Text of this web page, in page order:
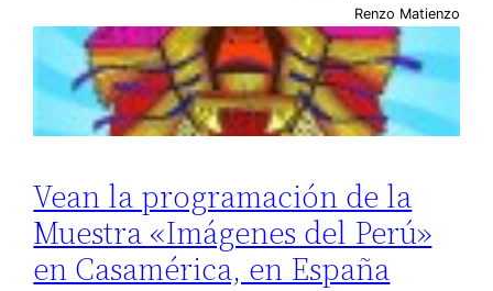
Renzo Matienzo
Vean la programación de la
Muestra «Imágenes del Perú»
en Casamérica, en España